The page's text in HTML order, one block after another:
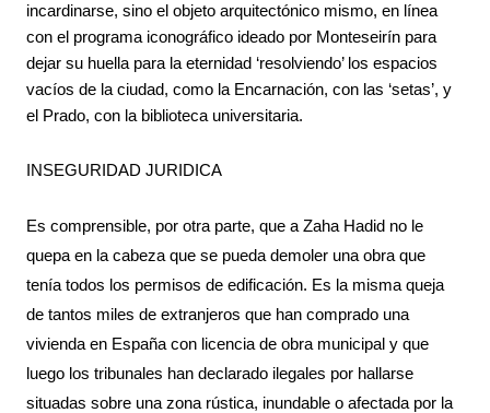
incardinarse, sino el objeto arquitectónico mismo, en línea
con el programa iconográfico ideado por Monteseirín para
dejar su huella para la eternidad ‘resolviendo’ los espacios
vacíos de la ciudad, como la Encarnación, con las ‘setas’, y
el Prado, con la biblioteca universitaria.
INSEGURIDAD JURIDICA
Es comprensible, por otra parte, que a Zaha Hadid no le
quepa en la cabeza que se pueda demoler una obra que
tenía todos los permisos de edificación. Es la misma queja
de tantos miles de extranjeros que han comprado una
vivienda en España con licencia de obra municipal y que
luego los tribunales han declarado ilegales por hallarse
situadas sobre una zona rústica, inundable o afectada por la